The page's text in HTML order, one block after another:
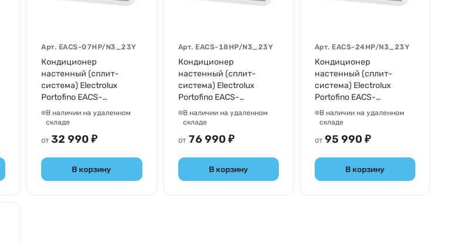
Кондиционер
настенный (сплит-
система) Electrolux
Portofino EACS-
07HP/N3_23Y
В наличии на удаленном
складе
Арт. EACS-07HP/N3_23Y
от32 990 ₽
В корзину
Кондиционер
настенный (сплит-
система) Electrolux
Portofino EACS-
18HP/N3_23Y
В наличии на удаленном
складе
Арт. EACS-18HP/N3_23Y
от 76 990 ₽
В корзину
Кондиционер
настенный (сплит-
система) Electrolux
Portofino EACS-
24HP/N3_23Y
В наличии на удаленном
складе
Арт. EACS-24HP/N3_23Y
от 95 990 ₽
В корзину